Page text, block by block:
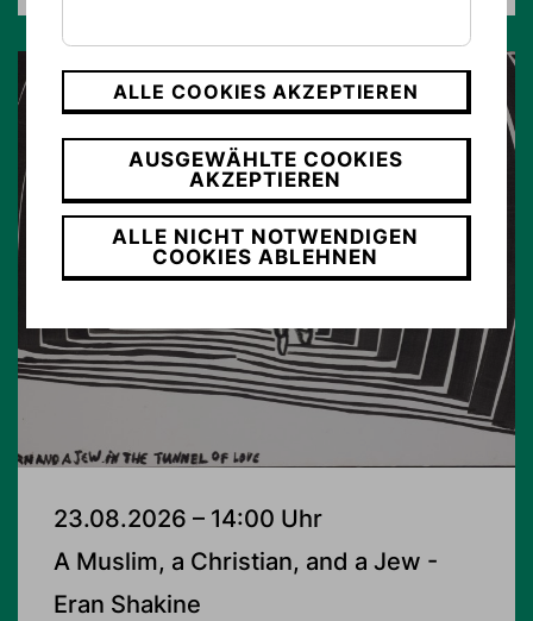
23.08.2026 – 14:00 Uhr
A Muslim, a Christian, and a Jew -
Eran Shakine
ALLE COOKIES AKZEPTIEREN
AUSGEWÄHLTE COOKIES
AKZEPTIEREN
ALLE NICHT NOTWENDIGEN
COOKIES ABLEHNEN